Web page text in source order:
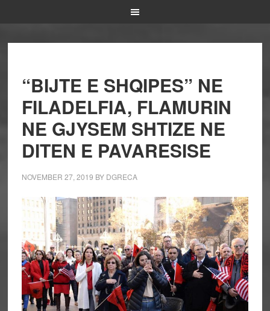
“BIJTE E SHQIPES” NE
FILADELFIA, FLAMURIN
NE GJYSEM SHTIZE NE
DITEN E PAVARESISE
NOVEMBER 27, 2019 BY DGRECA